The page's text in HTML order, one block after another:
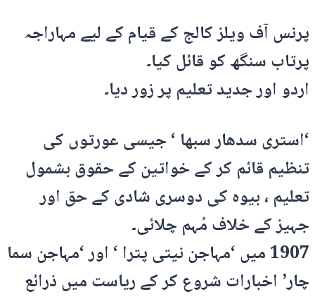
پرنس آف ویلز کالج کے قیام کے لیے مہاراجہ
پرتاب سنگھ کو قائل کیا۔
اردو اور جدید تعلیم پر زور دیا۔
‘استری سدھار سبھا ‘ جیسی عورتوں کی
تنظیم قائم کر کے خواتین کے حقوق بشمول
تعلیم ، بیوہ کی دوسری شادی کے حق اور
جہیز کے خلاف مُہم چلائی۔
1907 میں ‘مہاجن نیتی پترا ‘ اور ‘مہاجن سما
چار’ اخبارات شروع کر کے ریاست میں ذرائع